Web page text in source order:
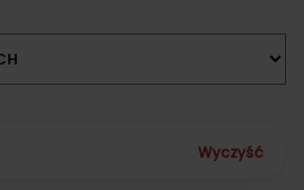
Wyczyść